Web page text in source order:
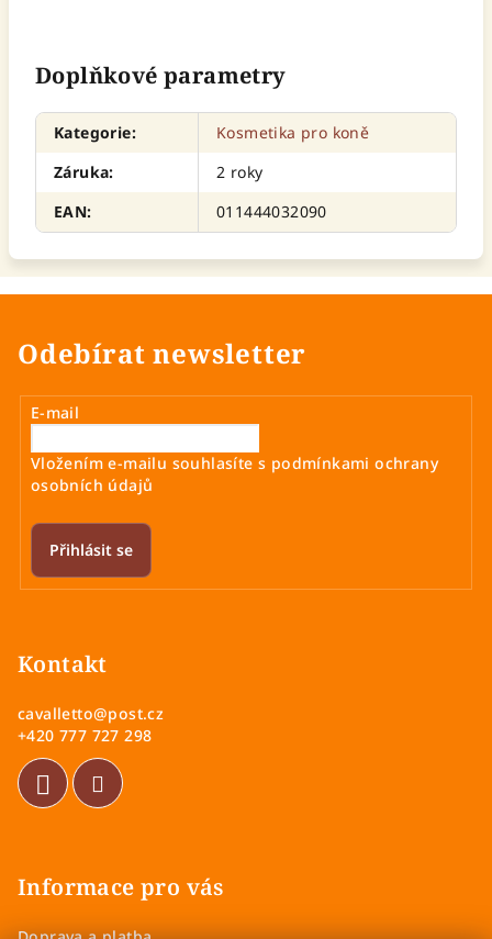
Doplňkové parametry
Kategorie:
Kosmetika pro koně
Záruka:
2 roky
EAN: 011444032090
Odebírat newsletter
E-mail
Vložením e-mailu souhlasíte s podmínkami ochrany
osobních údajů
Přihlásit se
Kontakt
cavalletto@post.cz
+420 777 727 298
Informace pro vás